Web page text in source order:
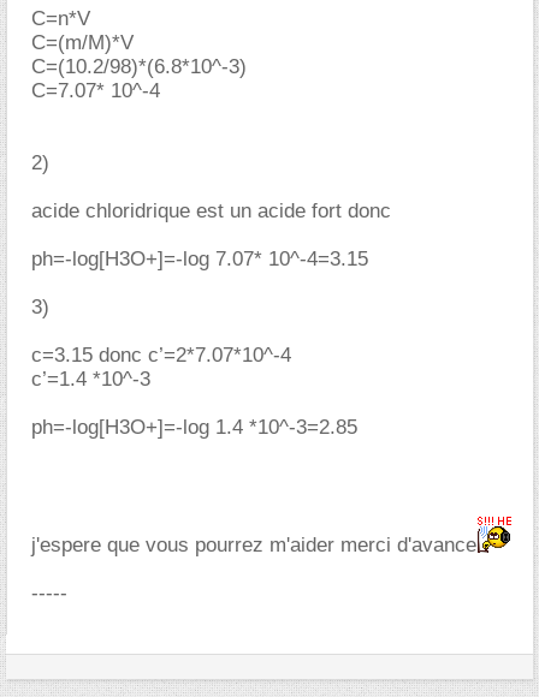
C=n*V
C=(m/M)*V
C=(10.2/98)*(6.8*10^-3)
C=7.07* 10^-4
2)
acide chloridrique est un acide fort donc
ph=-log[H3O+]=-log 7.07* 10^-4=3.15
3)
c=3.15 donc c’=2*7.07*10^-4
c’=1.4 *10^-3
ph=-log[H3O+]=-log 1.4 *10^-3=2.85
j'espere que vous pourrez m'aider merci d'avance
-----